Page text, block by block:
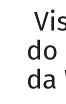
do
da